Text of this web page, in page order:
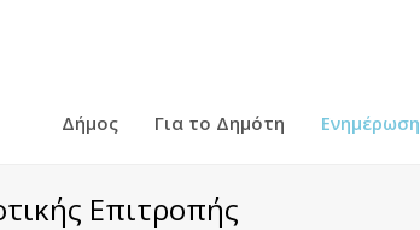
Δήμος Για το Δημότη Ενημέρωση
Επιτροπής